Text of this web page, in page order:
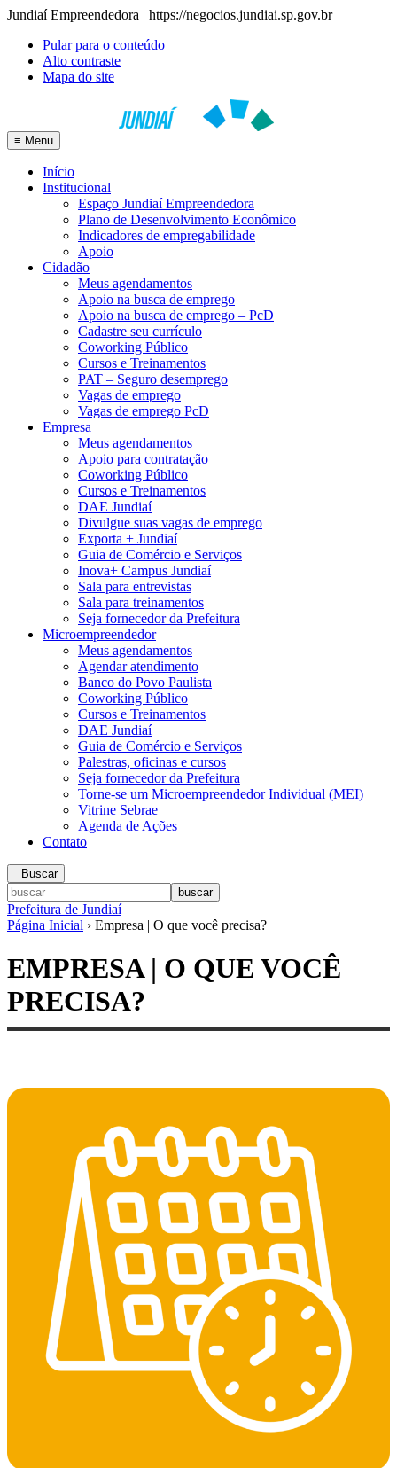
Jundiaí Empreendedora | https://negocios.jundiai.sp.gov.br
Pular para o conteúdo
Alto contraste
Mapa do site
≡ Menu
Início
Institucional
Espaço Jundiaí Empreendedora
Plano de Desenvolvimento Econômico
Indicadores de empregabilidade
Apoio
Cidadão
Meus agendamentos
Apoio na busca de emprego
Apoio na busca de emprego – PcD
Cadastre seu currículo
Coworking Público
Cursos e Treinamentos
PAT – Seguro desemprego
Vagas de emprego
Vagas de emprego PcD
Empresa
Meus agendamentos
Apoio para contratação
Coworking Público
Cursos e Treinamentos
DAE Jundiaí
Divulgue suas vagas de emprego
Exporta + Jundiaí
Guia de Comércio e Serviços
Inova+ Campus Jundiaí
Sala para entrevistas
Sala para treinamentos
Seja fornecedor da Prefeitura
Microempreendedor
Meus agendamentos
Agendar atendimento
Banco do Povo Paulista
Coworking Público
Cursos e Treinamentos
DAE Jundiaí
Guia de Comércio e Serviços
Palestras, oficinas e cursos
Seja fornecedor da Prefeitura
Torne-se um Microempreendedor Individual (MEI)
Vitrine Sebrae
Agenda de Ações
Contato
Buscar
Prefeitura de Jundiaí
Página Inicial › Empresa | O que você precisa?
EMPRESA | O QUE VOCÊ
PRECISA?